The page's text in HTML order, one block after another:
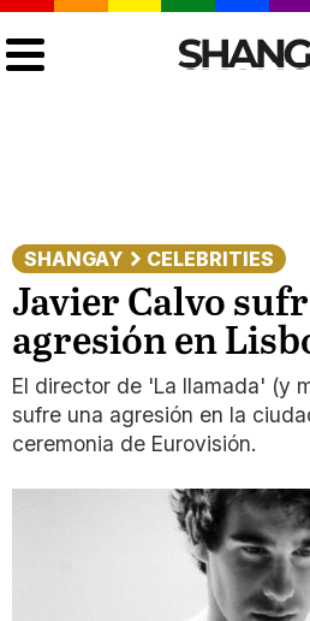
SHANGAY CELEBRITIES
Javier Calvo
agresión en
El director de 'La llamada' (y
sufre una agresión en la
ceremonia de Eurovisión.